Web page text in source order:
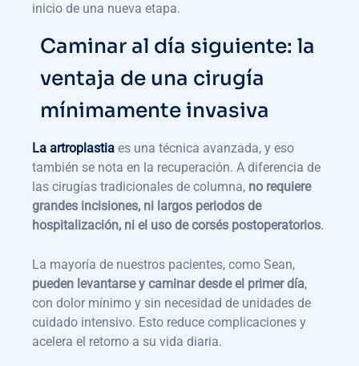
inicio de una nueva etapa.
Caminar al día siguiente: la
ventaja de una cirugía
mínimamente invasiva
La artroplastia es una técnica avanzada, y eso
también se nota en la recuperación. A diferencia de
las cirugías tradicionales de columna, no requiere
grandes incisiones, ni largos periodos de
hospitalización, ni el uso de corsés postoperatorios.
La mayoría de nuestros pacientes, como Sean,
pueden levantarse y caminar desde el primer día,
con dolor mínimo y sin necesidad de unidades de
cuidado intensivo. Esto reduce complicaciones y
acelera el retorno a su vida diaria.